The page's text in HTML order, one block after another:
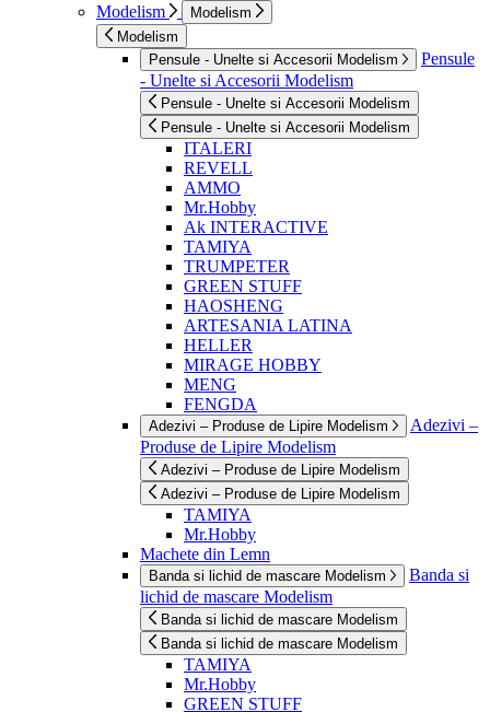
Modelism
Modelism
Modelism
Pensule - Unelte si Accesorii Modelism
Pensule
- Unelte si Accesorii Modelism
Pensule - Unelte si Accesorii Modelism
Pensule - Unelte si Accesorii Modelism
ITALERI
REVELL
AMMO
Mr.Hobby
Ak INTERACTIVE
TAMIYA
TRUMPETER
GREEN STUFF
HAOSHENG
ARTESANIA LATINA
HELLER
MIRAGE HOBBY
MENG
FENGDA
Adezivi – Produse de Lipire Modelism
Adezivi –
Produse de Lipire Modelism
Adezivi – Produse de Lipire Modelism
Adezivi – Produse de Lipire Modelism
TAMIYA
Mr.Hobby
Machete din Lemn
Banda si lichid de mascare Modelism
Banda si
lichid de mascare Modelism
Banda si lichid de mascare Modelism
Banda si lichid de mascare Modelism
TAMIYA
Mr.Hobby
GREEN STUFF